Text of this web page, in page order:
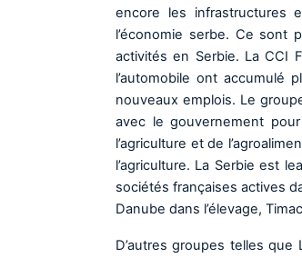
encore les infrastructures
l’économie serbe. Ce sont
activités en Serbie. La CCI
l’automobile ont accumulé
nouveaux emplois. Le
avec le gouvernement
l’agriculture et de
l’agriculture. La Serbie est
sociétés françaises actives
Danube dans l’élevage,
D’autres groupes telles